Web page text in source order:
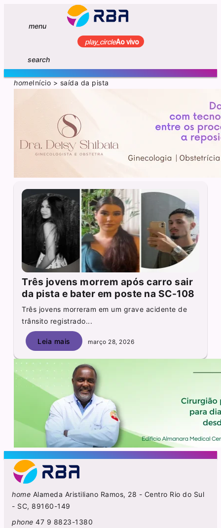
menu
play_circleAo vivo
search
homeInício > saída da pista
Três jovens morrem após carro sair
da pista e bater em poste na SC-108
Três jovens morreram em um grave acidente de
trânsito registrado...
Leia mais março 28, 2026
home Alameda Aristiliano Ramos, 28 - Centro Rio do Sul
- SC, 89160-149
phone 47 9 8823-1380